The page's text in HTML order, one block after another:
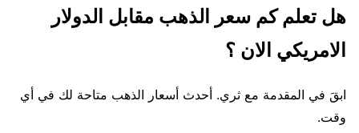
هل تعلم كم سعر الذهب مقابل الدولار
الامريكي الان ؟
ابقَ في المقدمة مع ثري. أحدث أسعار الذهب متاحة لك في أي
وقت.